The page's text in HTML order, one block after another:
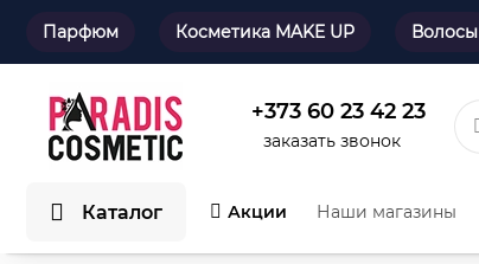
Парфюм Косметика MAKE UP Волосы
+373 60 23 42 23
заказать звонок
Каталог Акции Наши магазины